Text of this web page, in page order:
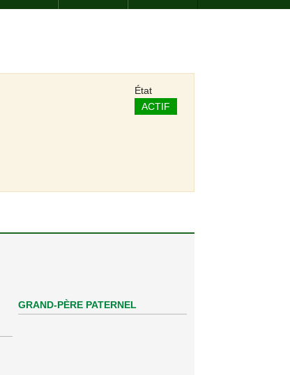
État
ACTIF
GRAND-PÈRE PATERNEL